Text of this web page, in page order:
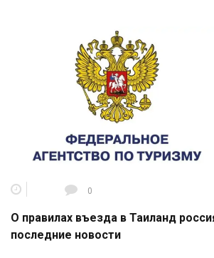
0
О правилах въезда в Таиланд
последние новости